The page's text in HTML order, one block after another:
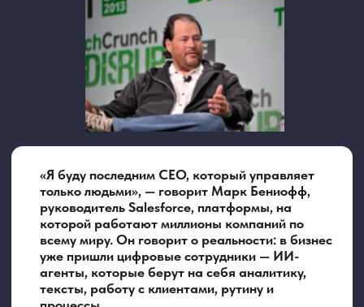
Об этом же заявляет Энди Джесси — главный
исполнительный директор компании Amazon.
По его словам, ИИ-агенты в обозримом
будущем станут обычными «коллегами» — в
каждой компании и почти в каждом
направлении. Их будут миллиарды.